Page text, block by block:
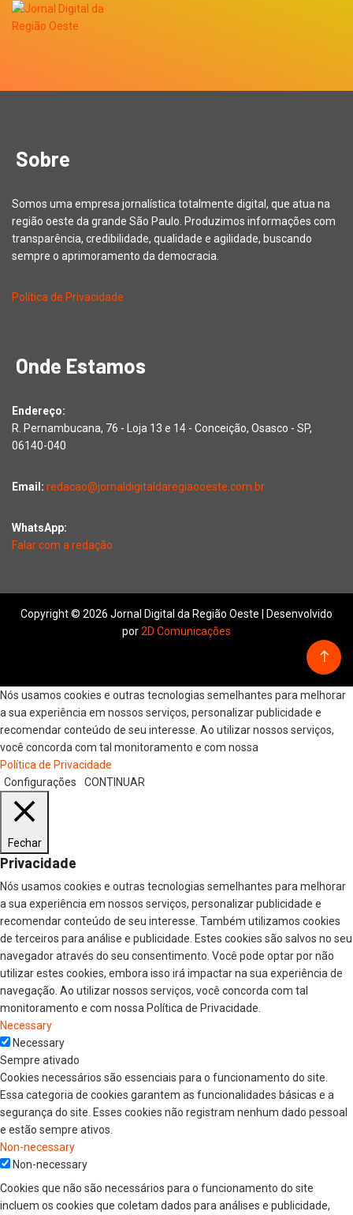
Sobre
Somos uma empresa jornalística totalmente digital, que atua na
região oeste da grande São Paulo. Produzimos informações com
transparência, credibilidade, qualidade e agilidade, buscando
sempre o aprimoramento da democracia.
Política de Privacidade
Onde Estamos
Endereço:
R. Pernambucana, 76 - Loja 13 e 14 - Conceição, Osasco - SP,
06140-040
Email: redacao@jornaldigitaldaregiaooeste.com.br
WhatsApp:
Falar com a redação
Copyright © 2026 Jornal Digital da Região Oeste | Desenvolvido
por2D Comunicações
Nós usamos cookies e outras tecnologias semelhantes para melhorar
a sua experiência em nossos serviços, personalizar publicidade e
recomendar conteúdo de seu interesse. Ao utilizar nossos serviços,
você concorda com tal monitoramento e com nossa
Política de Privacidade
Configurações
CONTINUAR
Fechar
Privacidade
Nós usamos cookies e outras tecnologias semelhantes para melhorar
a sua experiência em nossos serviços, personalizar publicidade e
recomendar conteúdo de seu interesse. Também utilizamos cookies
de terceiros para análise e publicidade. Estes cookies são salvos no seu
navegador através do seu consentimento. Você pode optar por não
utilizar estes cookies, embora isso irá impactar na sua experiência de
navegação. Ao utilizar nossos serviços, você concorda com tal
monitoramento e com nossa Política de Privacidade.
Necessary
Necessary
Sempre ativado
Cookies necessários são essenciais para o funcionamento do site.
Essa categoria de cookies garantem as funcionalidades básicas e a
segurança do site. Esses cookies não registram nenhum dado pessoal
e estão sempre ativos.
Non-necessary
Non-necessary
Cookies que não são necessários para o funcionamento do site
incluem os cookies que coletam dados para análises e publicidade,